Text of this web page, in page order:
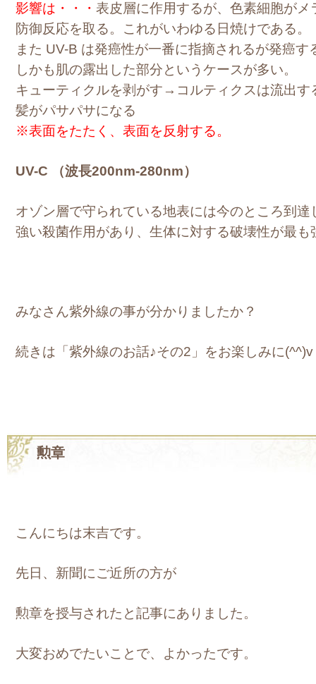
影響は・・・ 表皮層に作用するが、色素細胞がメ
防御反応を取る。これがいわゆる日焼けである。
また UV-B は発癌性が一番に指摘されるが発癌す
しかも肌の露出した部分というケースが多い。
キューティクルを剥がす→コルティクスは流出す
髪がパサパサになる
※表面をたたく、表面を反射する。
UV-C （波長200nm-280nm）
オゾン層で守られている地表には今のところ到達
強い殺菌作用があり、生体に対する破壊性が最も
みなさん紫外線の事が分かりましたか？
続きは「紫外線のお話♪その2」をお楽しみに(^^)v
勲章
こんにちは末吉です。
先日、新聞にご近所の方が
勲章を授与されたと記事にありました。
大変おめでたいことで、よかったです。